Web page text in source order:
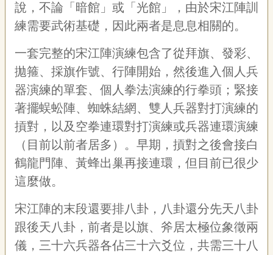
說，不論「暗館」或「光館」，由於宋江陣訓
練需要武術基礎，因此兩者是息息相關的。
一套完整的宋江陣演練包含了從拜旗、發彩、
拋箍、採旗作號、行陣開始，然後進入個人兵
器演練的單套、個人拳法演練的行拳頭；緊接
著擺蜈蚣陣、蜘蛛結網、雙人兵器對打演練的
摃對，以及空拳連環對打演練或兵器連環演練
（目前以前者居多）。早期，摃對之後會接白
鶴龍門陣、黃蜂出巢再接連環，但目前已很少
這麼做。
宋江陣的末段還要排八卦，八卦還分先天八卦
跟後天八卦，前者是以旗、斧居太極位象徵兩
儀，三十六兵器各佔三十六爻位，共需三十八